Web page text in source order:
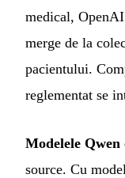
medical,
merge de la
pacientului.
reglementat se
Modelele Qwen
source. Cu